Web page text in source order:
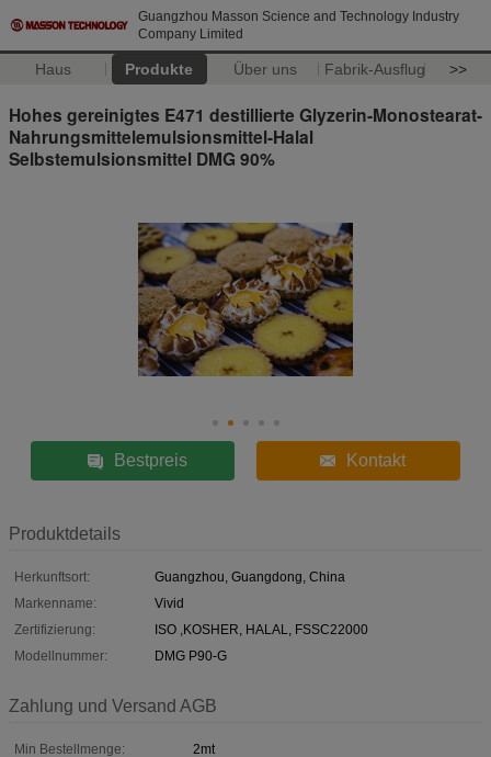
Guangzhou Masson Science and Technology Industry
Company Limited
Haus Produkte Über uns Fabrik-Ausflug >>
Hohes gereinigtes E471 destillierte Glyzerin-Monostearat-
Nahrungsmittelemulsionsmittel-Halal
Selbstemulsionsmittel DMG 90%
Bestpreis Kontakt
Produktdetails
Herkunftsort:
Guangzhou, Guangdong, China
Markenname:
Vivid
Zertifizierung:
ISO ,KOSHER, HALAL, FSSC22000
Modellnummer:
DMG P90-G
Zahlung und Versand AGB
Min Bestellmenge:
2mt